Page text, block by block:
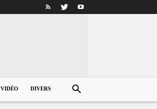
VIDÉO DIVERS